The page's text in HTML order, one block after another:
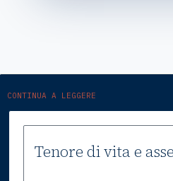
CONTINUA A LEGGERE
Tenore di vita e